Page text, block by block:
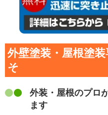
外壁塗装・屋根塗
そ
外装・屋根のプロ
ます